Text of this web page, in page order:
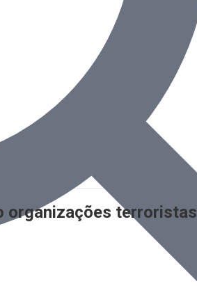
organizações terroristas